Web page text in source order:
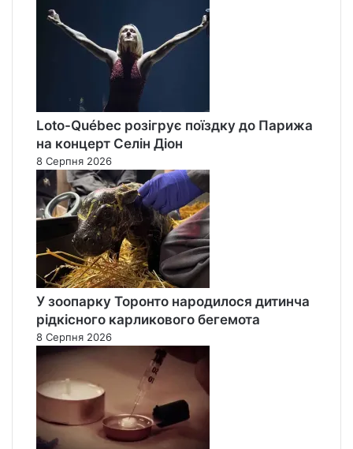
Loto-Québec розігрує поїздку до Парижа
на концерт Селін Діон
8 Серпня 2026
У зоопарку Торонто народилося дитинча
рідкісного карликового бегемота
8 Серпня 2026